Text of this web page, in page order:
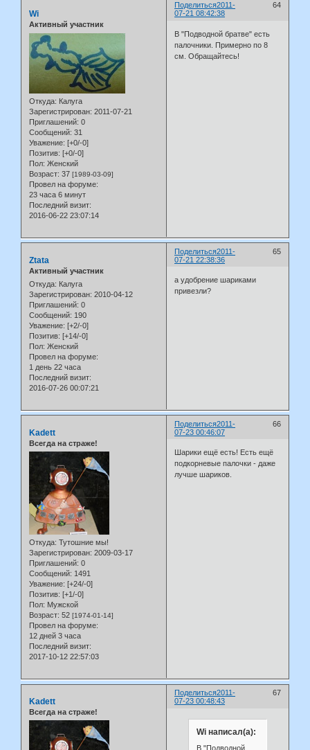
Поделиться 64
2011-
07-21 08:42:38
Wi
Активный участник
Откуда: Калуга
Зарегистрирован: 2011-07-21
Приглашений: 0
Сообщений: 31
Уважение: [+0/-0]
Позитив: [+0/-0]
Пол: Женский
Возраст: 37 [1989-03-09]
Провел на форуме:
23 часа 6 минут
Последний визит:
2016-06-22 23:07:14
В "Подводной братве" есть
палочники. Примерно по 8
см. Обращайтесь!
Поделиться 65
2011-
07-21 22:38:36
Ztata
Активный участник
Откуда: Калуга
Зарегистрирован: 2010-04-12
Приглашений: 0
Сообщений: 190
Уважение: [+2/-0]
Позитив: [+14/-0]
Пол: Женский
Провел на форуме:
1 день 22 часа
Последний визит:
2016-07-26 00:07:21
а удобрение шариками
привезли?
Поделиться 66
2011-
07-23 00:46:07
Kadett
Всегда на страже!
Откуда: Тутошние мы!
Зарегистрирован: 2009-03-17
Приглашений: 0
Сообщений: 1491
Уважение: [+24/-0]
Позитив: [+1/-0]
Пол: Мужской
Возраст: 52 [1974-01-14]
Провел на форуме:
12 дней 3 часа
Последний визит:
2017-10-12 22:57:03
Шарики ещё есть! Есть ещё
подкорневые палочки - даже
лучше шариков.
Поделиться 67
2011-
07-23 00:48:43
Kadett
Всегда на страже!
Wi написал(а):
В "Подводной